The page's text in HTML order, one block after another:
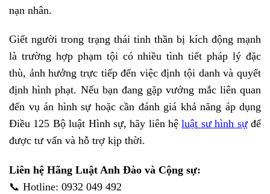
nạn nhân.
Giết người trong trạng thái tinh thần bị kích động mạnh
là trường hợp phạm tội có nhiều tình tiết pháp lý đặc
thù, ảnh hưởng trực tiếp đến việc định tội danh và quyết
định hình phạt. Nếu bạn đang gặp vướng mắc liên quan
đến vụ án hình sự hoặc cần đánh giá khả năng áp dụng
Điều 125 Bộ luật Hình sự, hãy liên hệluật sư hình sựđể
được tư vấn và hỗ trợ kịp thời.
Liên hệ Hãng Luật Anh Đào và Cộng sự:
📞 Hotline: 0932 049 492